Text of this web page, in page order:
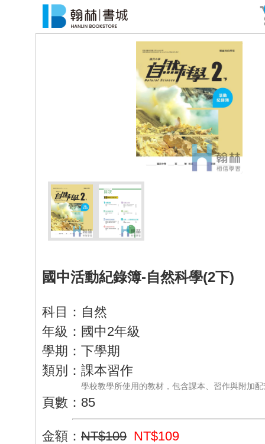
國中活動紀錄簿-自然科學(2下)
科目：自然
年級：國中2年級
學期：下學期
類別：課本習作
學校教學所使用的教材，包含課本、習作與附加
頁數：85
金額： NT$109 NT$109